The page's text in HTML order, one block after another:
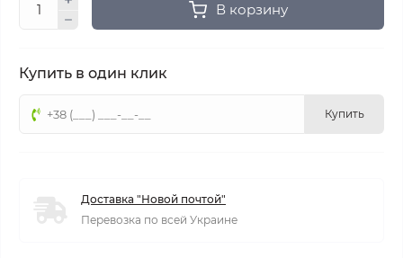
В корзину
Купить в один клик
Купить
Доставка "Новой почтой"
Перевозка по всей Украине